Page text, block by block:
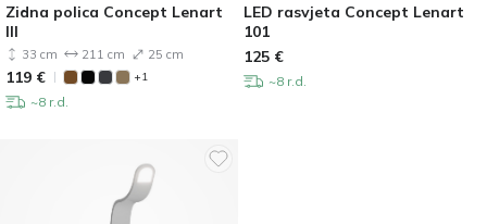
Zidna polica Concept Lenart
III
33 cm 211 cm 25 cm
119 € +1
~8 r.d.
LED rasvjeta Concept Lenart
101
125 €
~8 r.d.